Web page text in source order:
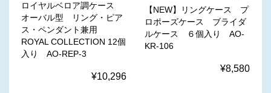
ロイヤルベロア調ケース
オーバル型 リング・ピア
ス・ペンダント兼用
ROYAL COLLECTION 12個
入り AO-REP-3
¥10,296
【NEW】リングケース プ
ロポーズケース ブライダ
ルケース ６個入り AO-
KR-106
¥8,580